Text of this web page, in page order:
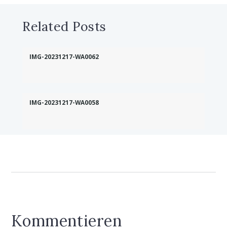
Related Posts
IMG-20231217-WA0062
IMG-20231217-WA0058
Kommentieren